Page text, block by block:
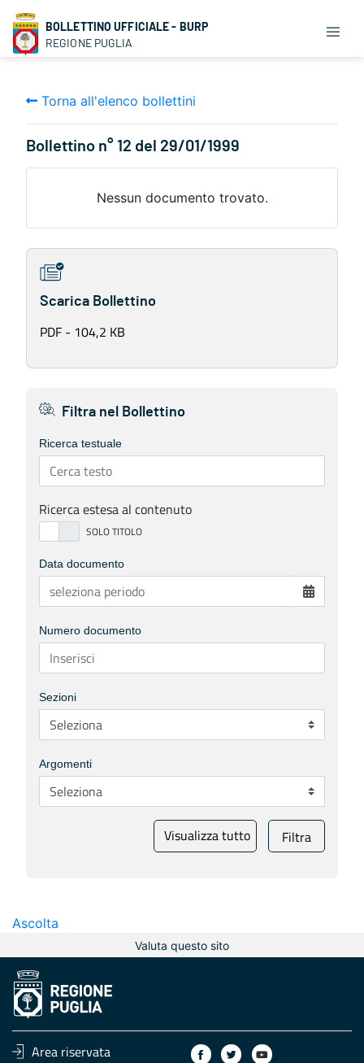
BOLLETTINO UFFICIALE - BURP
REGIONE PUGLIA
Torna all'elenco bollettini
Bollettino n° 12 del 29/01/1999
Nessun documento trovato.
Scarica Bollettino
PDF - 104,2 KB
Filtra nel Bollettino
Ricerca testuale
Ricerca estesa al contenuto
Data documento
Numero documento
Sezioni
Argomenti
Visualizza tutto Filtra
Ascolta
Valuta questo sito
Area riservata